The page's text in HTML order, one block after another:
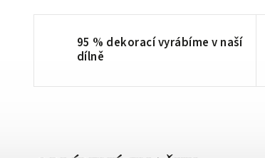
95 % dekorací vyrábíme v naší
dílně